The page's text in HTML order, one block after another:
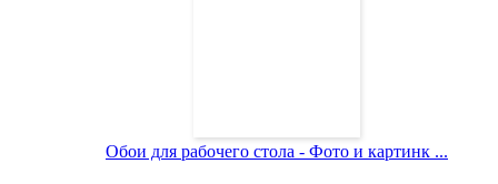
Обои для рабочего стола - Фото и картинк ...